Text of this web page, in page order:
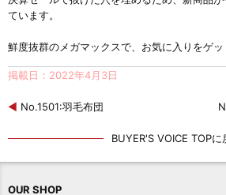
ています。
鮮度抜群のメガマックスで、お気に入りをゲッ
掲載日：2022年4月3日
◀ No.1501:羽毛布団
BUYER'S VOICE TOPに
OUR SHOP